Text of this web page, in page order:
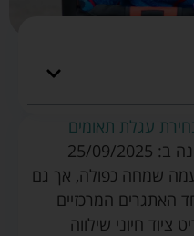
עגלת תאומים
09/2025
שמחה כפולה, אך גם
האתגרים המרכזיים
חיוני שילווה